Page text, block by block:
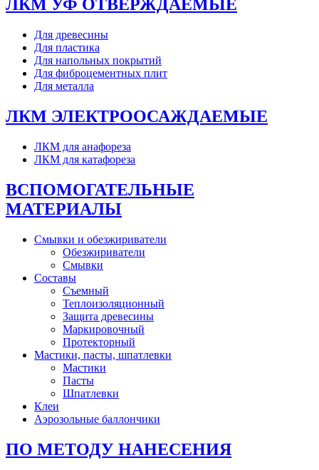
ЛКМ УФ ОТВЕРЖДАЕМЫЕ
Для древесины
Для пластика
Для напольных покрытий
Для фиброцементных плит
Для металла
ЛКМ ЭЛЕКТРООСАЖДАЕМЫЕ
ЛКМ для анафореза
ЛКМ для катафореза
ВСПОМОГАТЕЛЬНЫЕ
МАТЕРИАЛЫ
Смывки и обезжириватели
Обезжириватели
Смывки
Составы
Съемный
Теплоизоляционный
Защита древесины
Маркировочный
Протекторный
Мастики, пасты, шпатлевки
Мастики
Пасты
Шпатлевки
Клеи
Аэрозольные баллончики
ПО МЕТОДУ НАНЕСЕНИЯ